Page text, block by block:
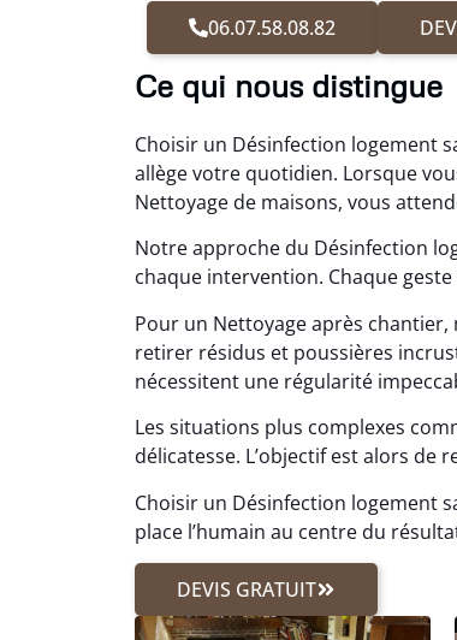
06.07.58.08.82
Ce qui nous distingue
Choisir un Désinfection logement
allège votre quotidien. Lorsque
Nettoyage de maisons, vous
Notre approche du Désinfection
chaque intervention. Chaque
Pour un Nettoyage après
retirer résidus et poussières
nécessitent une régularité
Les situations plus complexes
délicatesse. L’objectif est alors de
Choisir un Désinfection logement
place l’humain au centre du
DEVIS GRATUIT